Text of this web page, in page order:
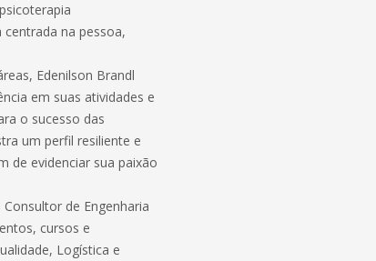
na pessoa,
Edenilson Brandl
em suas atividades e
o sucesso das
um perfil resiliente e
de evidenciar sua paixão
de Engenharia
cursos e
Logística e